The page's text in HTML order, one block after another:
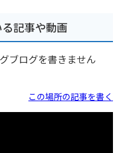
記事や動画
ブログを書きません
この場所の記事を書く